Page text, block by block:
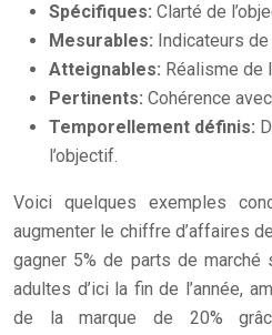
Spécifiques: Clarté de
Mesurables: Indicateurs
Atteignables: Réalisme de
Pertinents: Cohérence
Temporellement définis:
l’objectif.
Voici quelques exemples
augmenter le chiffre d’affaires
gagner 5% de parts de
adultes d’ici la fin de l’année,
de la marque de 20%